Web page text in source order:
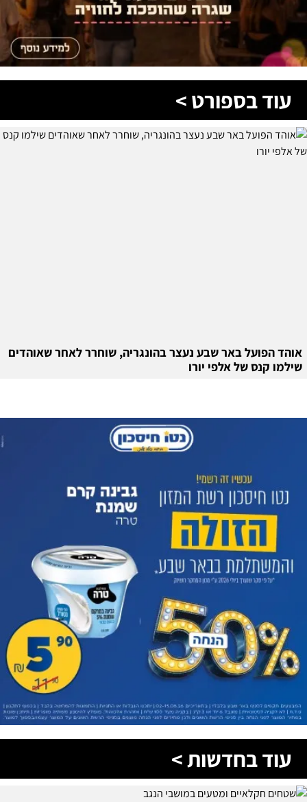
עוד בספורט >
אוהד הפועל באר שבע נעצר בהונגריה, שוחרר לאחר שאוהדים
שילמו קנס של אלפי יורו
עוד בחדשות >